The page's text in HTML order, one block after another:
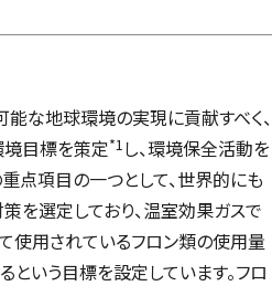
な地球環境の実現に貢献すべく、
目標を策定*1し、環境保全活動を
点項目の一つとして、世界的にも
を選定しており、温室効果ガスで
使用されているフロン類の使用量
いう目標を設定しています。フロ